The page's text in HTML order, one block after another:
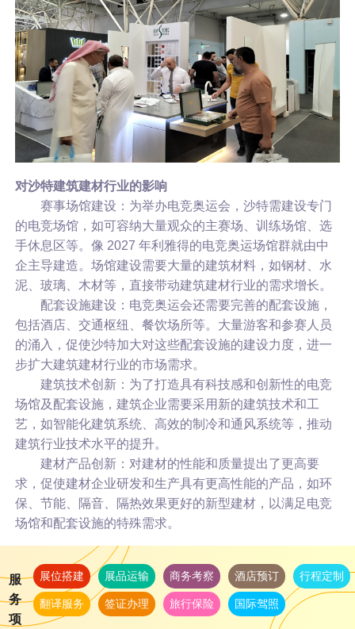
对沙特建筑建材行业的影响
赛事场馆建设：为举办电竞奥运会，沙特需建设专门
的电竞场馆，如可容纳大量观众的主赛场、训练场馆、选
手休息区等。像 2027 年利雅得的电竞奥运场馆群就由中
企主导建造。场馆建设需要大量的建筑材料，如钢材、水
泥、玻璃、木材等，直接带动建筑建材行业的需求增长。
配套设施建设：电竞奥运会还需要完善的配套设施，
包括酒店、交通枢纽、餐饮场所等。大量游客和参赛人员
的涌入，促使沙特加大对这些配套设施的建设力度，进一
步扩大建筑建材行业的市场需求。
建筑技术创新：为了打造具有科技感和创新性的电竞
场馆及配套设施，建筑企业需要采用新的建筑技术和工
艺，如智能化建筑系统、高效的制冷和通风系统等，推动
建筑行业技术水平的提升。
建材产品创新：对建材的性能和质量提出了更高要
求，促使建材企业研发和生产具有更高性能的产品，如环
保、节能、隔音、隔热效果更好的新型建材，以满足电竞
场馆和配套设施的特殊需求。
服
务
项
展位搭建 展品运输 商务考察 酒店预订 行程定制
翻译服务 签证办理 旅行保险 国际驾照